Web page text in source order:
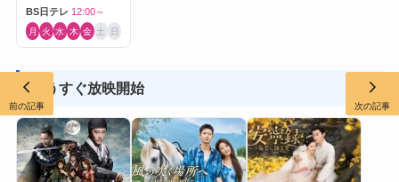
BS日テレ 12:00～
月 火 水 木 金 土 日
もうすぐ放映開始
前の記事 次の記事